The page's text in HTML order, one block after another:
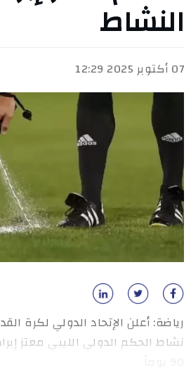
النشاط
07 أكتوبر 2025 12:29
رياضة: أعلن الإتحاد الدولي لكرة
نشاط الحكم الدولي الليبي معتز